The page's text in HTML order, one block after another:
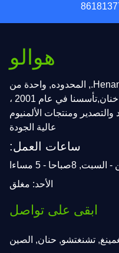
هوالو
شركة Henan Huawei Aluminium Co., المحدوده, واحدة من
أكبر موردي الألمنيوم في الصين خنان,تأسسنا في عام 2001 ،
والتصدير ومنتجات الألمنيوم
عالية الجودة
ساعات العمل:
8صباحا - 5 مساءا
الأحد: مغلق
ابقى على تواصل